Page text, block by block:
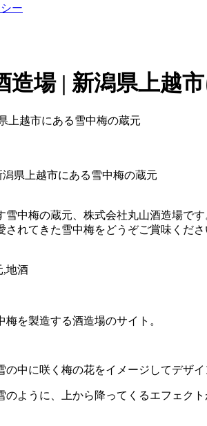
ー
造場 | 新潟県上越
県上越市にある雪中梅の蔵元
雪中梅の蔵元、株式会社丸山酒造場で
れてきた雪中梅をどうぞご賞味くださ
,地酒
を製造する酒造場のサイト。
の中に咲く梅の花をイメージしてデザイ
のように、上から降ってくるエフェクト